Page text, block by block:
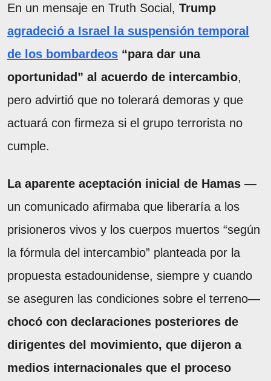
En un mensaje en Truth Social, Trump
agradeció a Israel la suspensión temporal
de los bombardeos “para dar una
oportunidad” al acuerdo de intercambio,
pero advirtió que no tolerará demoras y que
actuará con firmeza si el grupo terrorista no
cumple.
La aparente aceptación inicial de Hamas —
un comunicado afirmaba que liberaría a los
prisioneros vivos y los cuerpos muertos “según
la fórmula del intercambio” planteada por la
propuesta estadounidense, siempre y cuando
se aseguren las condiciones sobre el terreno—
chocó con declaraciones posteriores de
dirigentes del movimiento, que dijeron a
medios internacionales que el proceso